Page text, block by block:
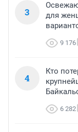
3
для
9 176
4
Кто
6 282